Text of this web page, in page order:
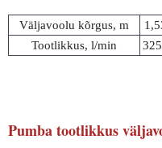
Väljavoolu kõrgus, m
Tootlikkus, l/min
Pumba tootlikkus